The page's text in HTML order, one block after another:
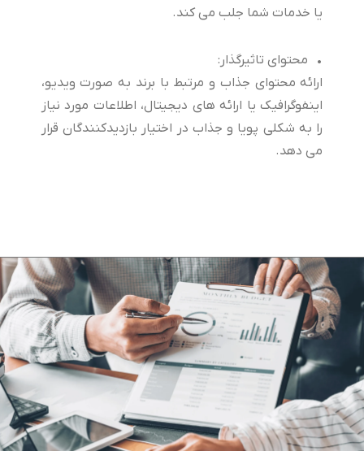
یا خدمات شما جلب می کند.
• محتوای تاثیرگذار:
ارائه محتوای جذاب و مرتبط با برند به صورت ویدیو،
اینفوگرافیک یا ارائه های دیجیتال، اطلاعات مورد نیاز
را به شکلی پویا و جذاب در اختیار بازدیدکنندگان قرار
می دهد.